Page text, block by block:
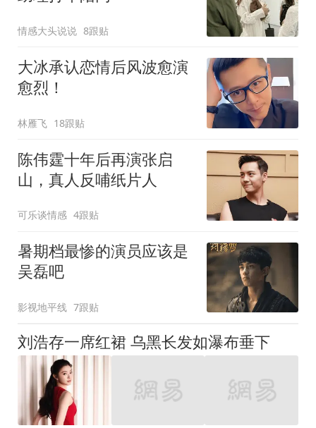
情感大头说说 8跟贴
大冰承认恋情后风波愈演
愈烈！
林雁飞 18跟贴
陈伟霆十年后再演张启
山，真人反哺纸片人
可乐谈情感 4跟贴
暑期档最惨的演员应该是
吴磊吧
影视地平线 7跟贴
刘浩存一席红裙 乌黑长发如瀑布垂下